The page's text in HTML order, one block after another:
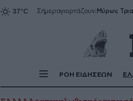
Σήμεραγιορτάζουν:
ΡΟΗ ΕΙΔΗΣΕΩΝ